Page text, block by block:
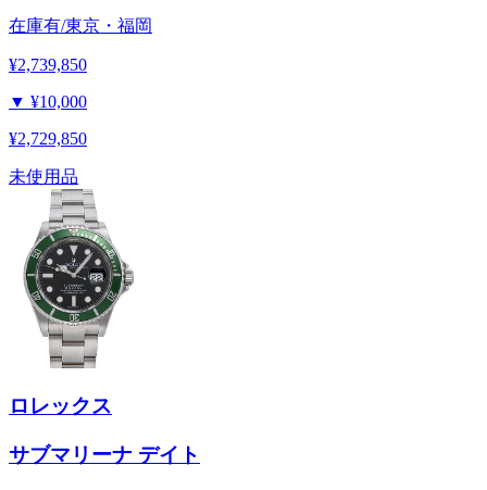
在庫有/東京・福岡
¥2,739,850
▼ ¥10,000
¥2,729,850
未使用品
ロレックス
サブマリーナ デイト